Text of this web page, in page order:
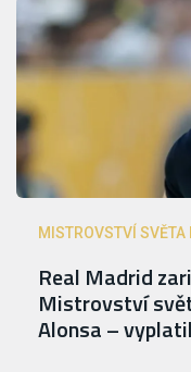
MISTROVSTVÍ SVĚTA
Real Madrid
Mistrovství
Alonsa –